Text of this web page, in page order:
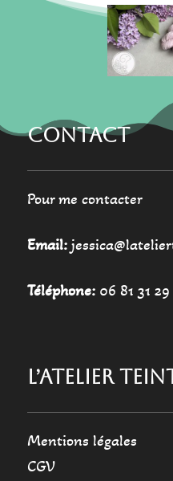
CONTACT
Pour me contacter
Email:
Téléphone:06 81 31 29
L’ATELIER
Mentions légales
CGV